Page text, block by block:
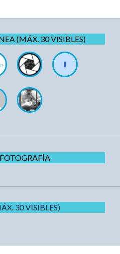
(MÁX. 30 VISIBLES)
30 VISIBLES)